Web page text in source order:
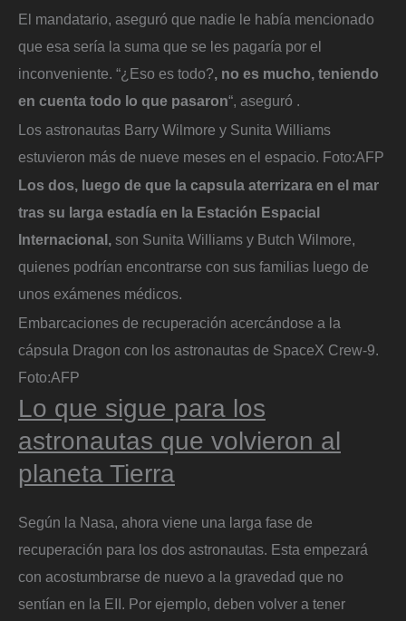
El mandatario, aseguró que nadie le había mencionado
que esa sería la suma que se les pagaría por el
inconveniente. “¿Eso es todo?, no es mucho, teniendo
en cuenta todo lo que pasaron“, aseguró .
Los astronautas Barry Wilmore y Sunita Williams
estuvieron más de nueve meses en el espacio. Foto:AFP
Los dos, luego de que la capsula aterrizara en el mar
tras su larga estadía en la Estación Espacial
Internacional, son Sunita Williams y Butch Wilmore,
quienes podrían encontrarse con sus familias luego de
unos exámenes médicos.
Embarcaciones de recuperación acercándose a la
cápsula Dragon con los astronautas de SpaceX Crew-9.
Foto:AFP
Lo que sigue para los
astronautas que volvieron al
planeta Tierra
Según la Nasa, ahora viene una larga fase de
recuperación para los dos astronautas. Esta empezará
con acostumbrarse de nuevo a la gravedad que no
sentían en la EII. Por ejemplo, deben volver a tener